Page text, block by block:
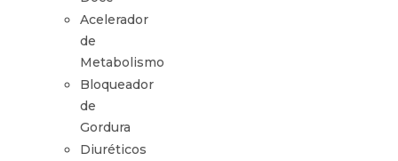
Acelerador
de
Metabolismo
Bloqueador
de
Gordura
Diuréticos